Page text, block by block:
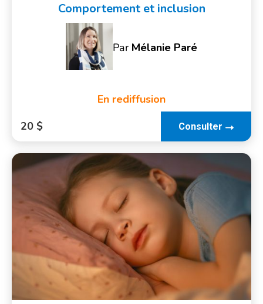
Comportement et inclusion
Par Mélanie Paré
En rediffusion
20 $
Consulter